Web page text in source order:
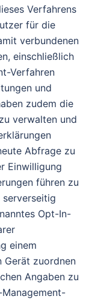
Verfahrens
für die
verbundenen
einschließlich
Verfahren
und
zudem die
verwalten und
Abfrage zu
Einwilligung
führen zu
Opt-In-
einem
Gerät zuordnen
Angaben zu